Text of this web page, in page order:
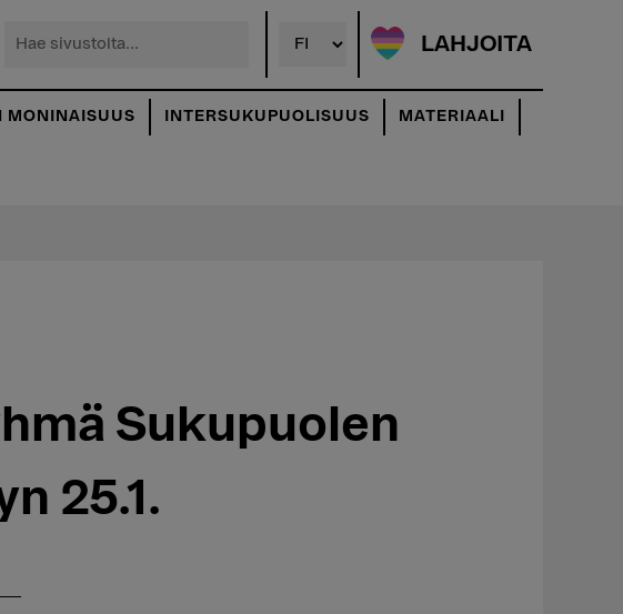
LAHJOITA
Hae
MONINAISUUS INTERSUKUPUOLISUUS MATERIAALI
Sukupuolen
25.1.